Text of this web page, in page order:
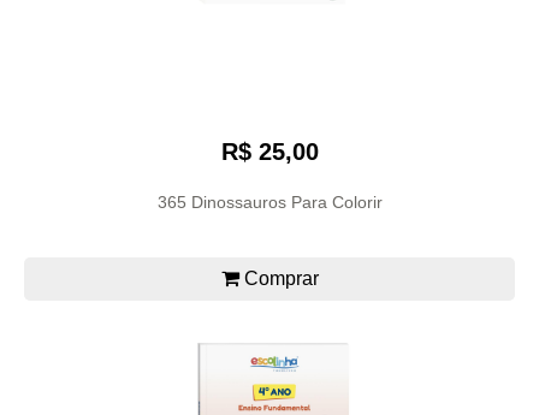
R$ 25,00
365 Dinossauros Para Colorir
Comprar